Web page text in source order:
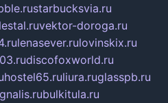
starbucksvia.ru
vektor-doroga.ru
lenasever.rulovinskix.ru
discofoxworld.ru
hostel65.ruliura.ruglasspb.ru
gnalis.rubulkitula.ru